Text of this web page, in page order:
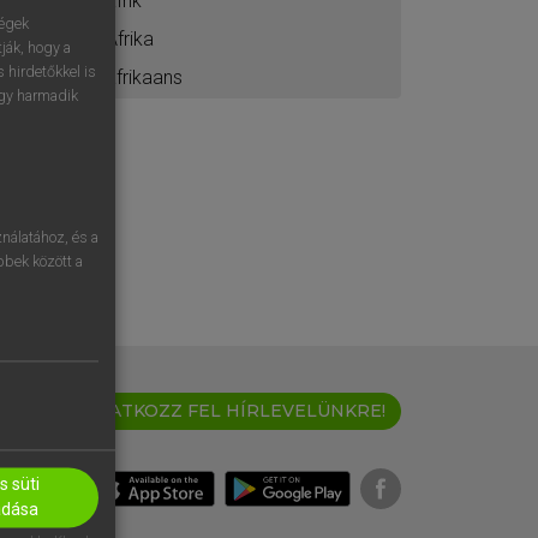
Afrika
afrikaans
IRATKOZZ FEL HÍRLEVELÜNKRE!
hogy a
hirdetőkkel is
harmadik
és a
között a
süti